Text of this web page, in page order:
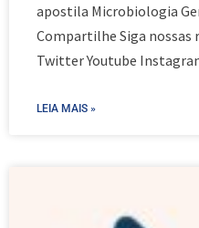
apostila Microbiologia
Compartilhe Siga nossas
Twitter Youtube
LEIA MAIS »